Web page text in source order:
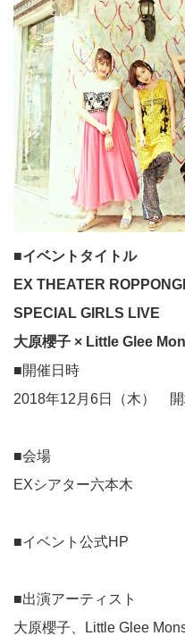
■イベントタイトル
EX THEATER
SPECIAL GIRLS LIVE
大原櫻子 × Little Glee
■開催日時
2018年12月6日（木）
■会場
EXシアター六本木
■イベント公式HP
■出演アーティスト
大原櫻子、Little Glee